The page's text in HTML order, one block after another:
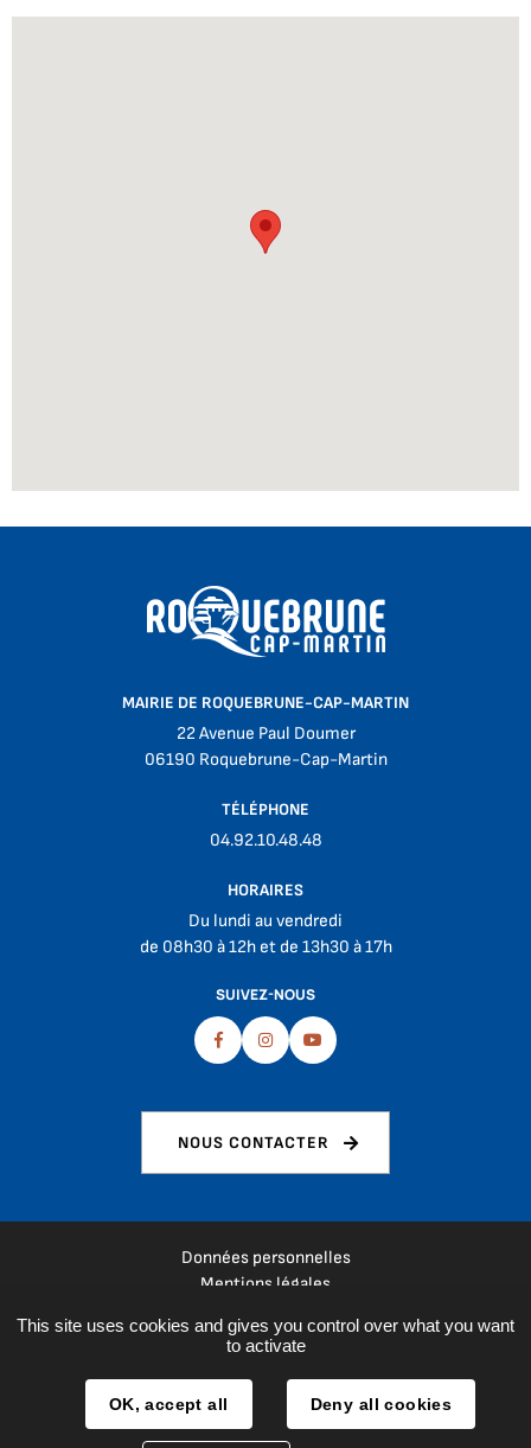
MAIRIE DE ROQUEBRUNE-CAP-MARTIN
22 Avenue Paul Doumer
06190 Roquebrune-Cap-Martin
TÉLÉPHONE
04.92.10.48.48
HORAIRES
Du lundi au vendredi
de 08h30 à 12h et de 13h30 à 17h
SUIVEZ-NOUS
FacebookInstagramYoutube
NOUS CONTACTER
Données personnelles
Mentions légales
Espace presse
This site uses cookies and gives you control over what you want
to activate
OK, accept all Deny all cookies